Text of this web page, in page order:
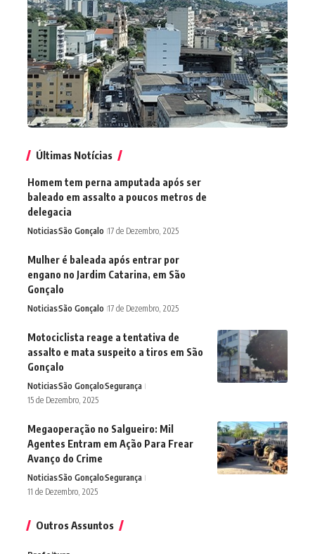
Últimas Notícias
Homem tem perna amputada após ser
baleado em assalto a poucos metros de
delegacia
NoticiasSão Gonçalo 17 de Dezembro, 2025
Mulher é baleada após entrar por
engano no Jardim Catarina, em São
Gonçalo
NoticiasSão Gonçalo 17 de Dezembro, 2025
Motociclista reage a tentativa de
assalto e mata suspeito a tiros em São
Gonçalo
NoticiasSão GonçaloSegurança
15 de Dezembro, 2025
Megaoperação no Salgueiro: Mil
Agentes Entram em Ação Para Frear
Avanço do Crime
NoticiasSão GonçaloSegurança
11 de Dezembro, 2025
Outros Assuntos